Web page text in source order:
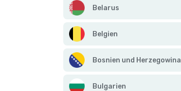
Belarus
Belgien
Bosnien und Herzegowina
Bulgarien